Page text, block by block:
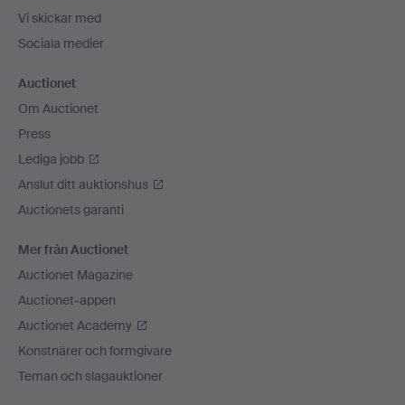
Vi skickar med
Sociala medier
Auctionet
Om Auctionet
Press
Lediga jobb
Anslut ditt auktionshus
Auctionets garanti
Mer från Auctionet
Auctionet Magazine
Auctionet-appen
Auctionet Academy
Konstnärer och formgivare
Teman och slagauktioner